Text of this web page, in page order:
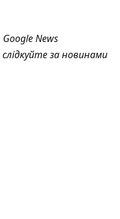
Google News
за новинами